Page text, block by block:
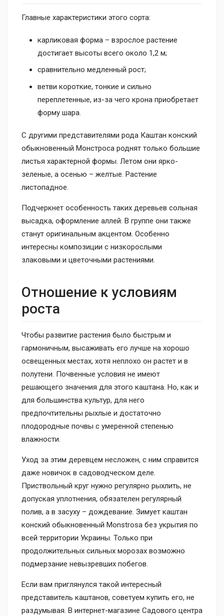
Главные характеристики этого сорта:
карликовая форма – взрослое растение
достигает высоты всего около 1,2 м;
сравнительно медленный рост;
ветви короткие, тонкие и сильно
переплетенные, из-за чего крона приобретает
форму шара.
С другими представителями рода Каштан конский
обыкновенный Монстроса роднят только большие
листья характерной формы. Летом они ярко-
зеленые, а осенью – желтые. Растение
листопадное.
Подчеркнет особенность таких деревьев сольная
высадка, оформление аллей. В группе они также
станут оригинальным акцентом. Особенно
интересны композиции с низкорослыми
злаковыми и цветочными растениями.
Отношение к условиям
роста
Чтобы развитие растения было быстрым и
гармоничным, высаживать его лучше на хорошо
освещенных местах, хотя неплохо он растет и в
полутени. Почвенные условия не имеют
решающего значения для этого каштана. Но, как и
для большинства культур, для него
предпочтительны рыхлые и достаточно
плодородные почвы с умеренной степенью
влажности.
Уход за этим деревцем несложен, с ним справится
даже новичок в садоводческом деле.
Приствольный круг нужно регулярно рыхлить, не
допуская уплотнения, обязателен регулярный
полив, а в засуху – дождевание. Зимует каштан
конский обыкновенный Monstrosa без укрытия по
всей территории Украины. Только при
продолжительных сильных морозах возможно
подмерзание невызревших побегов.
Если вам приглянулся такой интересный
представитель каштанов, советуем купить его, не
раздумывая. В интернет-магазине Садового центра